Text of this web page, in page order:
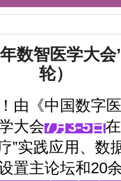
数智医学大
轮）
由《中国数字
大会7月3-5日
”实践应用、数
置主论坛和20